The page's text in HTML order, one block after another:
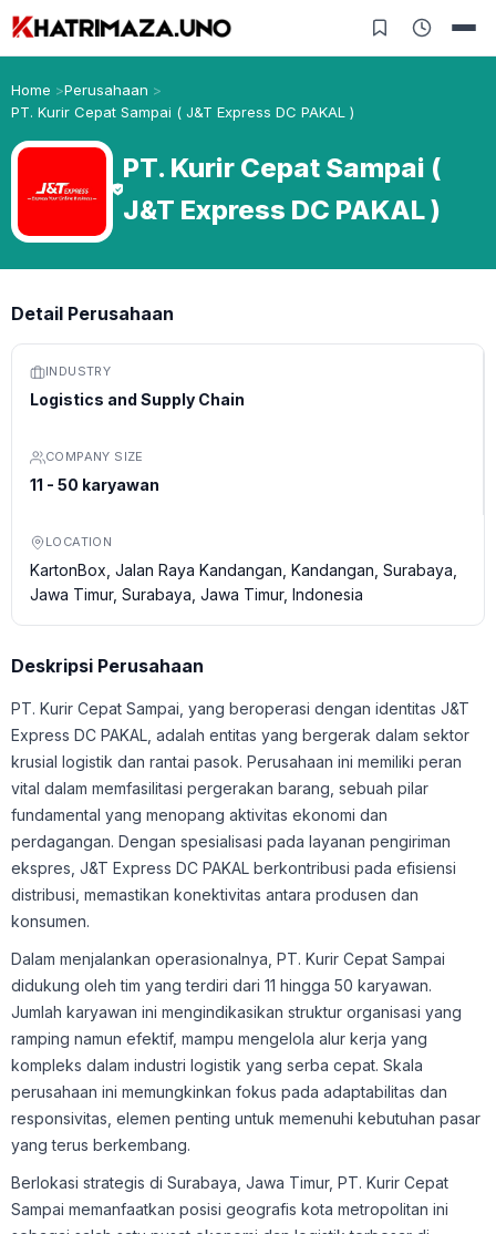
Home
Perusahaan
PT. Kurir Cepat Sampai ( J&T Express DC PAKAL )
PT. Kurir Cepat Sampai (
J&T Express DC PAKAL )
Detail Perusahaan
INDUSTRY
Logistics and Supply Chain
COMPANY SIZE
11 - 50 karyawan
LOCATION
KartonBox, Jalan Raya Kandangan, Kandangan, Surabaya,
Jawa Timur, Surabaya, Jawa Timur, Indonesia
Deskripsi Perusahaan
PT. Kurir Cepat Sampai, yang beroperasi dengan identitas J&T
Express DC PAKAL, adalah entitas yang bergerak dalam sektor
krusial logistik dan rantai pasok. Perusahaan ini memiliki peran
vital dalam memfasilitasi pergerakan barang, sebuah pilar
fundamental yang menopang aktivitas ekonomi dan
perdagangan. Dengan spesialisasi pada layanan pengiriman
ekspres, J&T Express DC PAKAL berkontribusi pada efisiensi
distribusi, memastikan konektivitas antara produsen dan
konsumen.
Dalam menjalankan operasionalnya, PT. Kurir Cepat Sampai
didukung oleh tim yang terdiri dari 11 hingga 50 karyawan.
Jumlah karyawan ini mengindikasikan struktur organisasi yang
ramping namun efektif, mampu mengelola alur kerja yang
kompleks dalam industri logistik yang serba cepat. Skala
perusahaan ini memungkinkan fokus pada adaptabilitas dan
responsivitas, elemen penting untuk memenuhi kebutuhan pasar
yang terus berkembang.
Berlokasi strategis di Surabaya, Jawa Timur, PT. Kurir Cepat
Sampai memanfaatkan posisi geografis kota metropolitan ini